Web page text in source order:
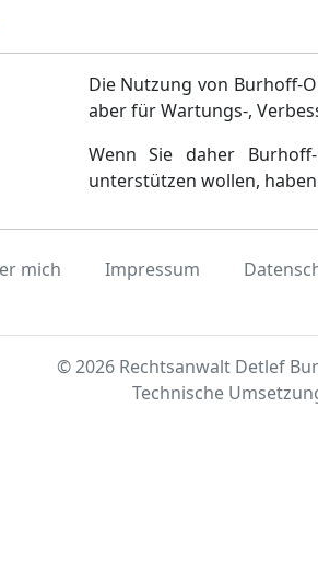
Die Nutzung von Burhoff-
aber für Wartungs-,
Wenn Sie daher
unterstützen wollen,
mich Impressum
© 2026 Rechtsanwalt Detlef
Technische